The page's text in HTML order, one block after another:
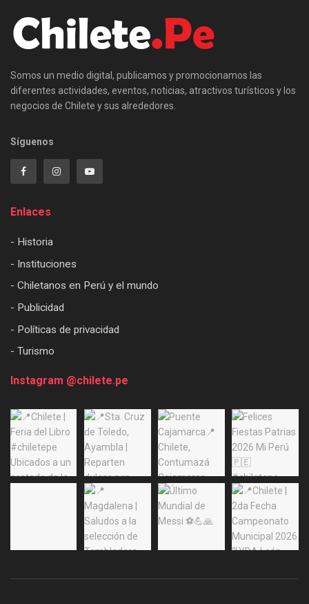
Somos un medio digital, publicamos y promocionamos las
diferentes actividades, eventos, noticias, atractivos turísticos y los
negocios de Chilete y sus alrededores.
Síguenos
Enlaces
- Historia
- Instituciones
- Chiletanos en Perú y el mundo
- Publicidad
- Políticas de privacidad
- Turismo
Instagram @chilete.pe